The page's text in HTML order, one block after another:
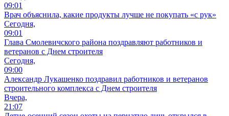
09:01
Врач объяснила, какие продукты лучше не покупать «с рук»
Сегодня,
09:01
Глава Смолевичского района поздравляют работников и
ветеранов с Днем строителя
Сегодня,
09:00
Александр Лукашенко поздравил работников и ветеранов
строительного комплекса с Днем строителя
Вчера,
21:07